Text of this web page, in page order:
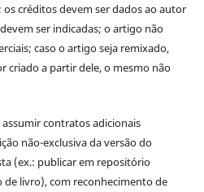
créditos devem ser dados ao autor
ser indicadas; o artigo não
caso o artigo seja remixado,
criado a partir dele, o mesmo não
contratos adicionais
não-exclusiva da versão do
(ex.: publicar em repositório
livro), com reconhecimento de